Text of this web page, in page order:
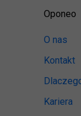
Oponeo
O nas
Kontakt
Kariera